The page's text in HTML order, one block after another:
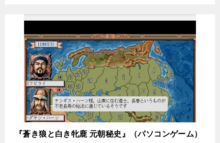
『蒼き狼と白き牝鹿 元朝秘史』（パソコンゲーム）